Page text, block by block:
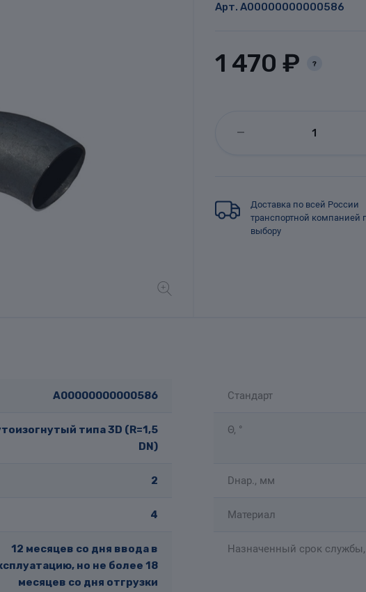
Арт. A00000000000586
1 470 ₽ ?
Доставка по всей России
транспортной компанией
выбору
A00000000000586 Стандарт
типа 3D (R=1,5
DN)
Θ, °
2 Dнар., мм
4 Материал
12 месяцев со дня ввода в
но не более 18
месяцев со дня отгрузки
Назначенный срок